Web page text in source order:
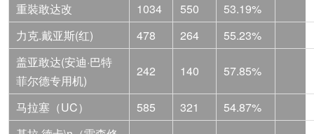
重裝敢达改
1034 550
53.19%
力克.戴亚斯(红)
478 264
55.23%
盖亚敢达(安迪·巴特
菲尔德专用机)
242 140 57.85%
马拉塞（UC） 585 321
54.87%